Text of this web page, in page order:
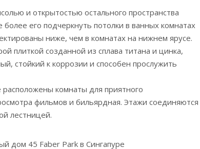
и открытостью остального пространства
его подчеркнуть потолки в ванных комнатах
ниже, чем в комнатах на нижнем ярусе.
плиткой созданной из сплава титана и цинка,
стойкий к коррозии и способен прослужить
комнаты для приятного
фильмов и бильярдная. Этажи соединяются
лестницей.